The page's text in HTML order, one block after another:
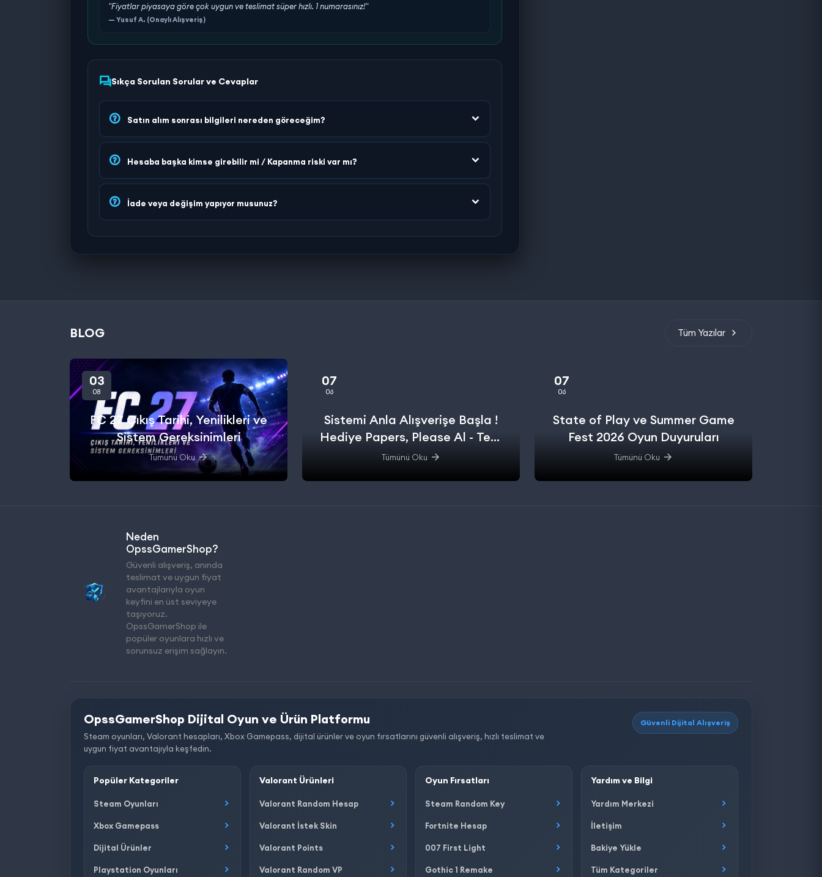
"Fiyatlar piyasaya göre çok uygun ve teslimat süper hızlı. 1 numarasınız!"
— Yusuf A. (Onaylı Alışveriş)
Sıkça Sorulan Sorular ve Cevaplar
Satın alım sonrası bilgileri nereden göreceğim?
Hesaba başka kimse girebilir mi / Kapanma riski var mı?
İade veya değişim yapıyor musunuz?
BLOG Tüm Yazılar
03
08
FC 27 Çıkış Tarihi, Yenilikleri ve
Sistem Gereksinimleri
Tümünü Oku
07
06
Sistemi Anla Alışverişe Başla !
Hediye Papers, Please Al - Test
Et - Alışverişe başla.
Tümünü Oku
07
06
State of Play ve Summer Game
Fest 2026 Oyun Duyuruları
Tümünü Oku
Neden
OpssGamerShop?
Güvenli alışveriş, anında
teslimat ve uygun fiyat
avantajlarıyla oyun
keyfini en üst seviyeye
taşıyoruz.
OpssGamerShop ile
popüler oyunlara hızlı ve
sorunsuz erişim sağlayın.
OpssGamerShop Dijital Oyun ve Ürün Platformu
Steam oyunları, Valorant hesapları, Xbox Gamepass, dijital ürünler ve oyun fırsatlarını güvenli alışveriş, hızlı teslimat ve
uygun fiyat avantajıyla keşfedin.
Güvenli Dijital Alışveriş
Popüler Kategoriler
Steam Oyunları
Xbox Gamepass
Dijital Ürünler
Playstation Oyunları
Valorant Ürünleri
Valorant Random Hesap
Valorant İstek Skin
Valorant Points
Valorant Random VP
Oyun Fırsatları
Steam Random Key
Fortnite Hesap
007 First Light
Gothic 1 Remake
Yardım ve Bilgi
Yardım Merkezi
İletişim
Bakiye Yükle
Tüm Kategoriler